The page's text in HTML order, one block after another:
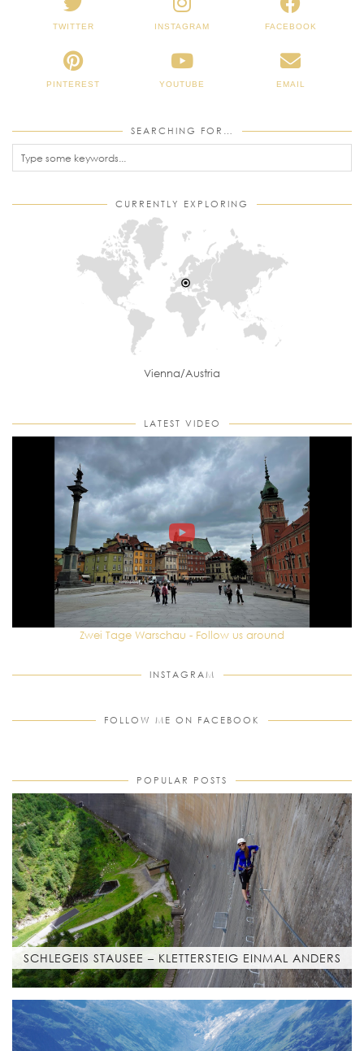
TWITTER INSTAGRAM FACEBOOK
PINTEREST YOUTUBE EMAIL
SEARCHING FOR…
CURRENTLY EXPLORING
Vienna/Austria
LATEST VIDEO
Zwei Tage Warschau - Follow us around
INSTAGRAM
FOLLOW ME ON FACEBOOK
POPULAR POSTS
SCHLEGEIS STAUSEE – KLETTERSTEIG EINMAL ANDERS